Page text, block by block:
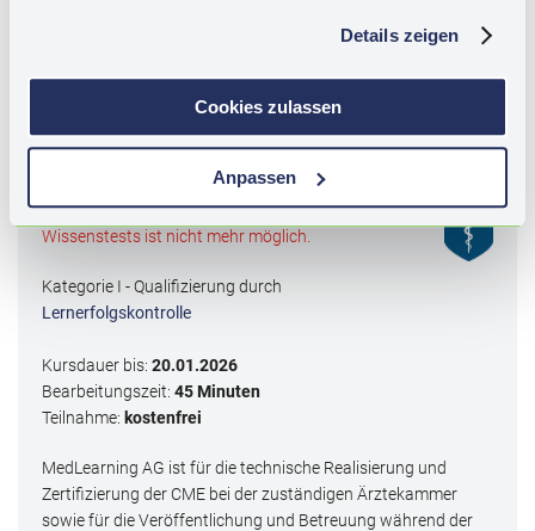
Details zeigen
Cookies zulassen
Anpassen
Chronisch spontane Urtikaria, Urticaria, CSU,
Urtikaria, internationale Leitlinie, App, Selbst-Evaluierung,
Patientenfall, Antihistaminika, Mastzelle.
Diese CME ist abgelaufen. Die Bearbeitung des
Wissenstests ist nicht mehr möglich.
Kategorie I - Qualifizierung durch
Lernerfolgskontrolle
Kursdauer bis: 20.01.2026
Bearbeitungszeit: 45 Minuten
Teilnahme: kostenfrei
MedLearning AG ist für die technische Realisierung und
Zertifizierung der CME bei der zuständigen Ärztekammer
sowie für die Veröffentlichung und Betreuung während der